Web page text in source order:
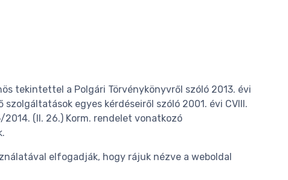
tekintettel a Polgári Törvénykönyvről szóló 2013. évi
egyes kérdéseiről szóló 2001. évi CVIII.
(II. 26.) Korm. rendelet vonatkozó
elfogadják, hogy rájuk nézve a weboldal